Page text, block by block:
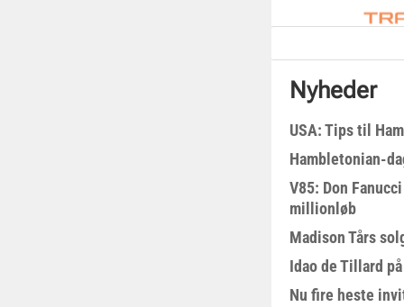
Nyheder
USA: Tips til
Hambletonian-
V85: Don
millionløb
Madison Tårs
Idao de Tillard
Nu fire heste